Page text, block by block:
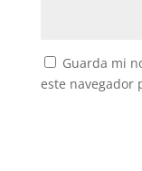
Guarda mi
este navegador